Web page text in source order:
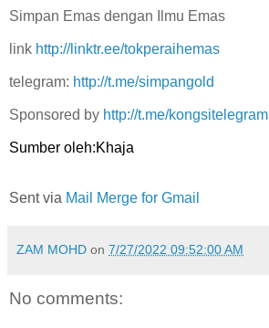
Simpan Emas dengan Ilmu Emas
link http://linktr.ee/tokperaihemas
telegram: http://t.me/simpangold
Sponsored by http://t.me/kongsitelegram
Sumber oleh:Khaja
Sent via Mail Merge for Gmail
ZAM MOHD on 7/27/2022 09:52:00 AM
No comments: